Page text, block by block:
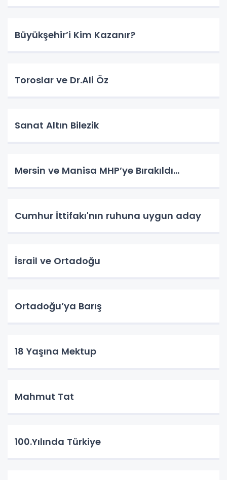
Büyükşehir’i Kim Kazanır?
Toroslar ve Dr.Ali Öz
Sanat Altın Bilezik
Mersin ve Manisa MHP’ye Bırakıldı…
Cumhur İttifakı'nın ruhuna uygun aday
İsrail ve Ortadoğu
Ortadoğu’ya Barış
18 Yaşına Mektup
Mahmut Tat
100.Yılında Türkiye